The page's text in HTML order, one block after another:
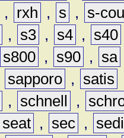
, rxh , s ,
s-
, s3 , s4 , s40
s800 , s90 , sa
sapporo , satis
, schnell ,
seat , sec ,